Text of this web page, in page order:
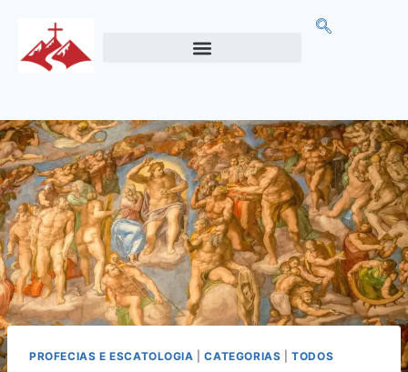
PROFECIAS E ESCATOLOGIA |CATEGORIAS |TODOS